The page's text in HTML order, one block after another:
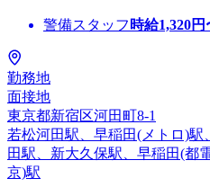
警備スタッフ 時給1,320円
勤務地
面接地
東京都新宿区河田町8-1
若松河田駅、早稲田(メトロ)
田駅、新大久保駅、早稲田(都
京)駅